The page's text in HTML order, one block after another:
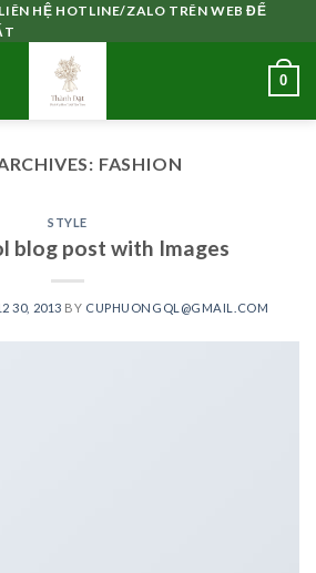
HỆ HOTLINE/ZALO TRÊN WEB ĐỂ
0
FASHION
STYLE
blog post with Images
30, 2013 BY CUPHUONGQL@GMAIL.COM